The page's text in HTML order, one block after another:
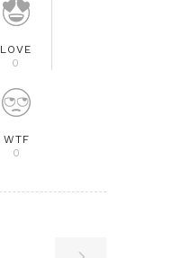
LOVE
0
WTF
0